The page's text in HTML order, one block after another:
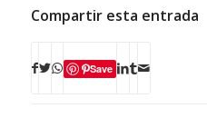
Compartir esta entrada
Save